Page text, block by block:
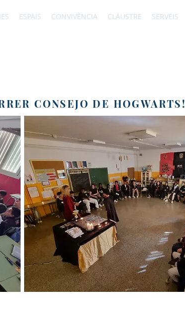
ESPAIS CONVIVÈNCIA CLAUSTRE SERVEIS
CONSEJO DE HOGWARTS!